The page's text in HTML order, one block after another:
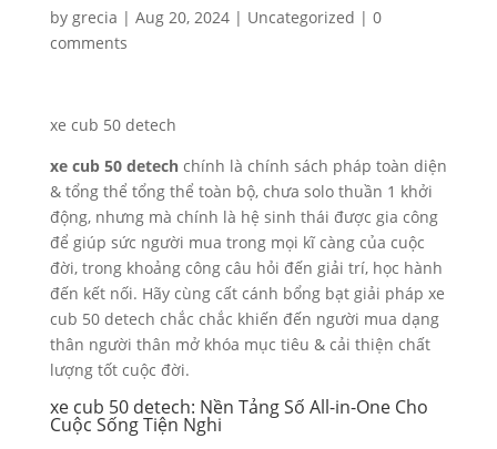
by grecia | Aug 20, 2024| Uncategorized | 0
comments
xe cub 50 detech
xe cub 50 detechchính là chính sách pháp toàn diện
& tổng thể tổng thể toàn bộ, chưa solo thuần 1 khởi
động, nhưng mà chính là hệ sinh thái được gia công
để giúp sức người mua trong mọi kĩ càng của cuộc
đời, trong khoảng công câu hỏi đến giải trí, học hành
đến kết nối. Hãy cùng cất cánh bổng bạt giải pháp xe
cub 50 detech chắc chắc khiến đến người mua dạng
thân người thân mở khóa mục tiêu & cải thiện chất
lượng tốt cuộc đời.
xe cub 50 detech: Nền Tảng Số All-in-One Cho
Cuộc Sống Tiện Nghi